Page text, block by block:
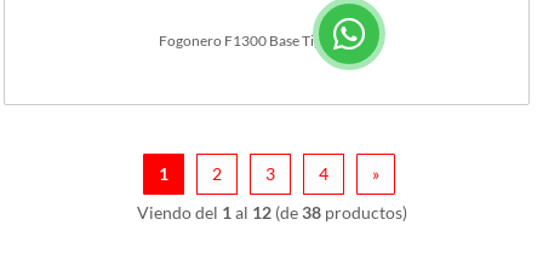
Fogonero F1300 Base Tipo Carro.
1 2 3 4
»
Viendo del 1 al 12(de38productos)